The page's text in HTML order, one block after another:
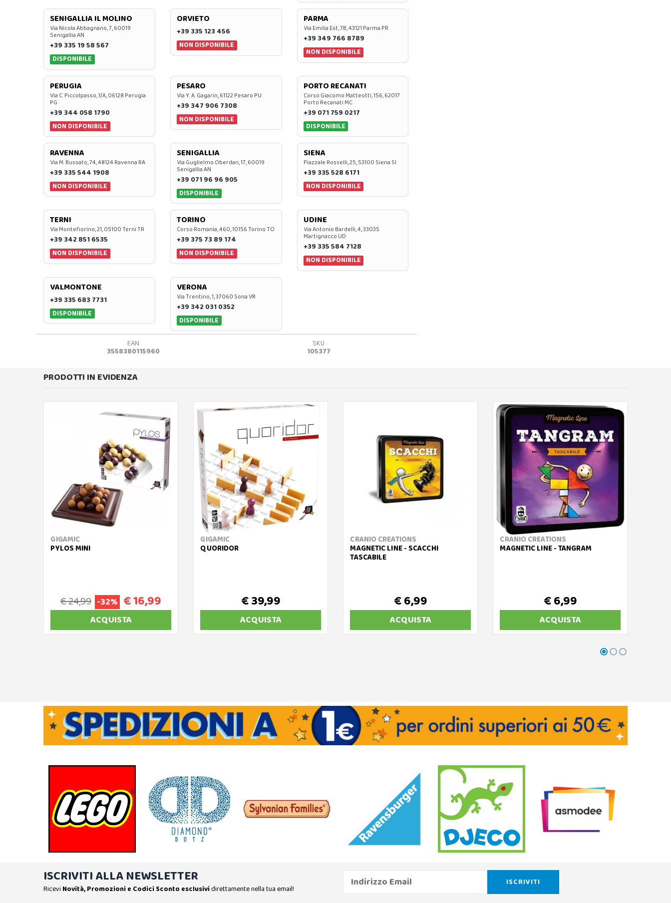
SENIGALLIA IL MOLINO
Via Nicola Abbagnano, 7, 60019
Senigallia AN
+39 335 19 58 567
DISPONIBILE
ORVIETO
+39 335 123 456
NON DISPONIBILE
PARMA
Via Emilia Est, 7B, 43121 Parma PR
+39 349 766 8789
NON DISPONIBILE
PERUGIA
Via C. Piccolpasso, 1/A, 06128 Perugia
PG
+39 344 058 1790
NON DISPONIBILE
PESARO
Via Y. A. Gagarin, 61122 Pesaro PU
+39 347 906 7308
NON DISPONIBILE
PORTO RECANATI
Corso Giacomo Matteotti, 156, 62017
Porto Recanati MC
+39 071 759 0217
DISPONIBILE
RAVENNA
Via M. Bussato, 74, 48124 Ravenna RA
+39 335 544 1908
NON DISPONIBILE
SENIGALLIA
Via Guglielmo Oberdan, 17, 60019
Senigallia AN
+39 071 96 96 905
DISPONIBILE
SIENA
Piazzale Rosselli, 25, 53100 Siena SI
+39 335 528 6171
NON DISPONIBILE
TERNI
Via Montefiorino, 21, 05100 Terni TR
+39 342 851 6535
NON DISPONIBILE
TORINO
Corso Romania, 460, 10156 Torino TO
+39 375 73 89 174
NON DISPONIBILE
UDINE
Via Antonio Bardelli, 4, 33035
Martignacco UD
+39 335 584 7128
NON DISPONIBILE
VALMONTONE
+39 335 683 7731
DISPONIBILE
VERONA
Via Trentino, 1, 37060 Sona VR
+39 342 031 0352
DISPONIBILE
EAN
3558380115960
SKU
105377
PRODOTTI IN EVIDENZA
GIGAMIC
PYLOS MINI
€ 24,99 -32% € 16,99
ACQUISTA
GIGAMIC
QUORIDOR
€ 39,99
ACQUISTA
CRANIO CREATIONS
MAGNETIC LINE - SCACCHI
TASCABILE
€ 6,99
ACQUISTA
CRANIO CREATIONS
MAGNETIC LINE - TANGRAM
€ 6,99
ACQUISTA
ISCRIVITI ALLA NEWSLETTER
Ricevi Novità, Promozioni e Codici Sconto esclusividirettamente nella tua email!